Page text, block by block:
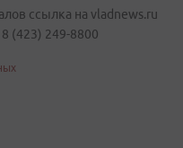
ссылка на vladnews.ru
(423) 249-8800